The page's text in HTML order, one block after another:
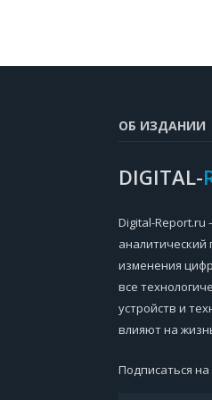
ОБ ИЗДАНИИ
DIGITAL-
Digital-
аналитический
изменения
все
устройств и
влияют на
Подписаться на